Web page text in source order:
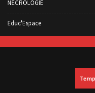
NÉCROLOGIE
Educ'Espace